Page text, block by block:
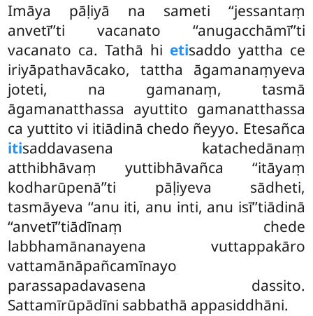
Imāya pāḷiyā na sameti ‘‘jessantaṃ
anvetī’’ti vacanato ‘‘anugacchāmī’’ti
vacanato ca. Tathā hi etisaddo yattha ce
iriyāpathavācako, tattha āgamanaṃyeva
joteti, na gamanaṃ, tasmā
āgamanatthassa ayuttito gamanatthassa
ca yuttito vi itiādinā chedo ñeyyo. Etesañca
itisaddavasena katachedānaṃ
atthibhāvaṃ yuttibhāvañca ‘‘itāyaṃ
kodharūpenā’’ti pāḷiyeva sādheti,
tasmāyeva ‘‘anu iti, anu inti, anu isī’’tiādinā
‘‘anvetī’’tiādīnaṃ chede
labbhamānanayena vuttappakāro
vattamānāpañcamīnayo
parassapadavasena dassito.
Sattamīrūpādīni sabbathā appasiddhāni.